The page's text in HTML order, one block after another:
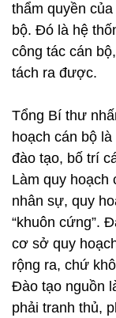
thẩm quyền
bộ. Đó là hệ
công tác cán
tách ra được.
Tổng Bí thư
hoạch cán bộ
đào tạo, bố trí
Làm quy hoạch
nhân sự, quy
“khuôn cứng”.
cơ sở quy
rộng ra, chứ
Đào tạo nguồn
phải tranh thủ,